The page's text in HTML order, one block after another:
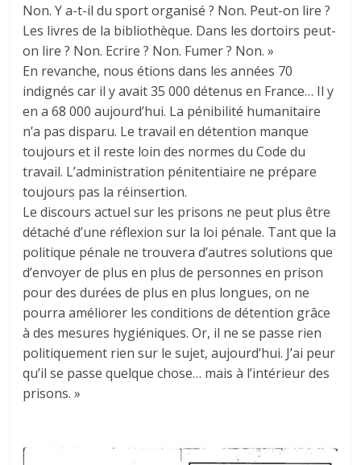
Non. Y a-t-il du sport organisé ? Non. Peut-on lire ?
Les livres de la bibliothèque. Dans les dortoirs peut-
on lire ? Non. Ecrire ? Non. Fumer ? Non. »
En revanche, nous étions dans les années 70
indignés car il y avait 35 000 détenus en France… Il y
en a 68 000 aujourd’hui. La pénibilité humanitaire
n’a pas disparu. Le travail en détention manque
toujours et il reste loin des normes du Code du
travail. L’administration pénitentiaire ne prépare
toujours pas la réinsertion.
Le discours actuel sur les prisons ne peut plus être
détaché d’une réflexion sur la loi pénale. Tant que la
politique pénale ne trouvera d’autres solutions que
d’envoyer de plus en plus de personnes en prison
pour des durées de plus en plus longues, on ne
pourra améliorer les conditions de détention grâce
à des mesures hygiéniques. Or, il ne se passe rien
politiquement rien sur le sujet, aujourd’hui. J’ai peur
qu’il se passe quelque chose… mais à l’intérieur des
prisons. »